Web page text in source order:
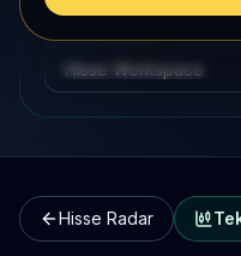
Kategori Benchmark
Hisse Workspace
Hisse Radar